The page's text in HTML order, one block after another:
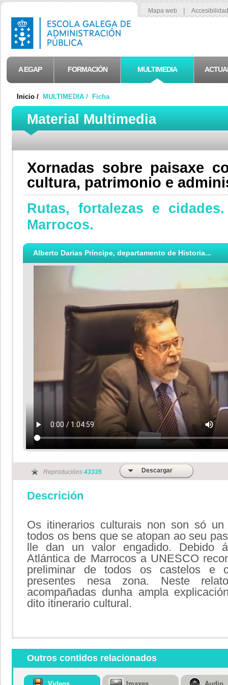
Mapa web |
A EGAP FORMACIÓN MULTIMEDIA
Inicio / MULTIMEDIA / Ficha
Material Multimedia
Xornadas sobre paisaxe
cultura, patrimonio e
Rutas, fortalezas e
Marrocos.
Alberto Darias Príncipe, departamento de Historia...
Reproducións 43335 Descargar
Descrición
Os itinerarios culturais non son só
todos os bens que se atopan ao seu
lle dan un valor engadido. Debido
Atlántica de Marrocos a UNESCO
preliminar de todos os castelos e
presentes nesa zona. Neste
acompañadas dunha ampla
dito itinerario cultural.
Outros contidos relacionados